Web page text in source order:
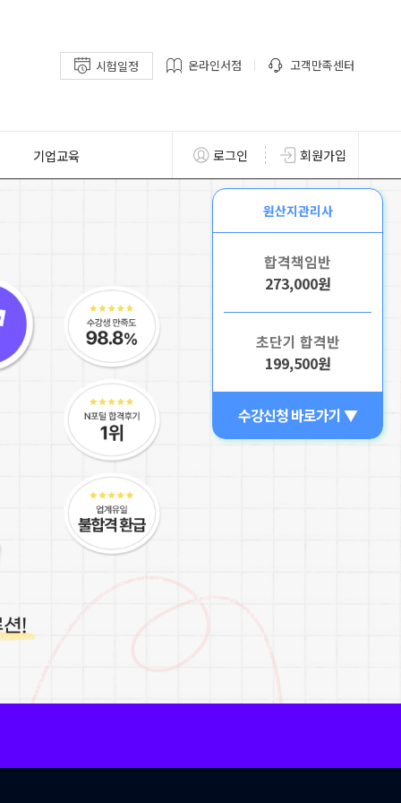
시험일정 온라인서점 고객만족센터
기업교육 로그인 회원가입
원산지관리사
합격책임반
273,000원
초단기 합격반
199,500원
수강신청 바로가기 ▼